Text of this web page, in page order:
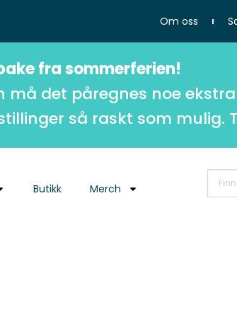
Om oss
fra sommerferien!
det påregnes noe
så raskt som mulig.
Butikk Merch